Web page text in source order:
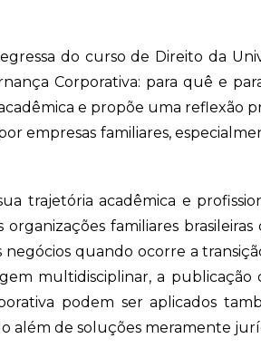
do curso de Direito da
Corporativa: para quê e
e propõe uma reflexão
empresas familiares,
trajetória acadêmica e
organizações familiares
quando ocorre a
multidisciplinar, a publicação
podem ser aplicados
além de soluções meramente